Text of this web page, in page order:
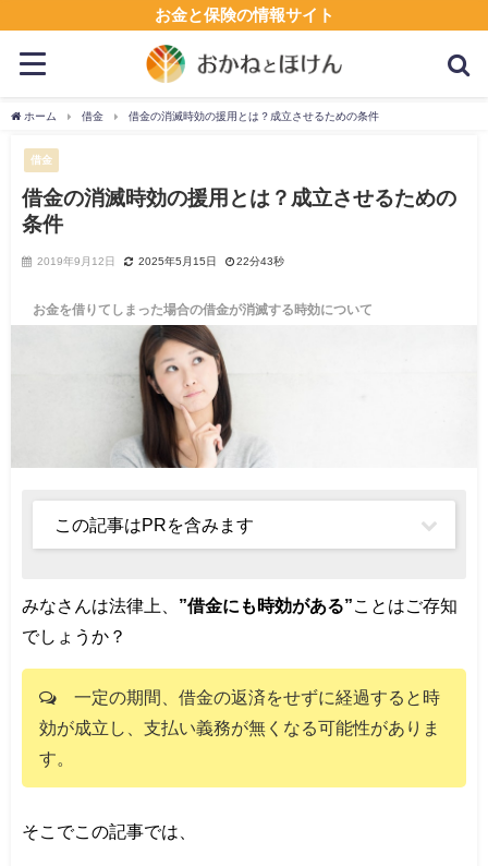
お金と保険の情報サイト
ホーム 借金 借金の消滅時効の援用とは？成立させるための条件
借金
借金の消滅時効の援用とは？成立させるための
条件
2019年9月12日 2025年5月15日 22分43秒
お金を借りてしまった場合の借金が消滅する時効について
この記事はPRを含みます
みなさんは法律上、 ”借金にも時効がある” ことはご存知
でしょうか？
一定の期間、借金の返済をせずに経過すると時
効が成立し、支払い義務が無くなる可能性がありま
す。
そこでこの記事では、